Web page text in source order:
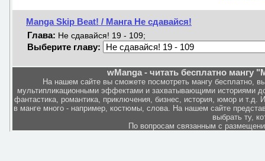
Manga Skip Beat! / Манга Не сдавайся!
Глава: Не сдавайся! 19 - 109;
Выберите главу:
wManga - читать бесплатно мангу
На нашем сайте вы сможете посмотреть мангу бесплатно,
мультипликационными эффектами и захватывающими историями
фантастика, романтика, приключения, бизнес, история, юмор и
в манге много - например, костюмы, слова. На нашем сайте
выбрать ту,
По вопросам связанным с